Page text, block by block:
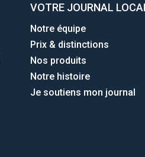
VOTRE JOURNAL
Notre équipe
Prix & distinctions
Nos produits
Notre histoire
Je soutiens mon journal